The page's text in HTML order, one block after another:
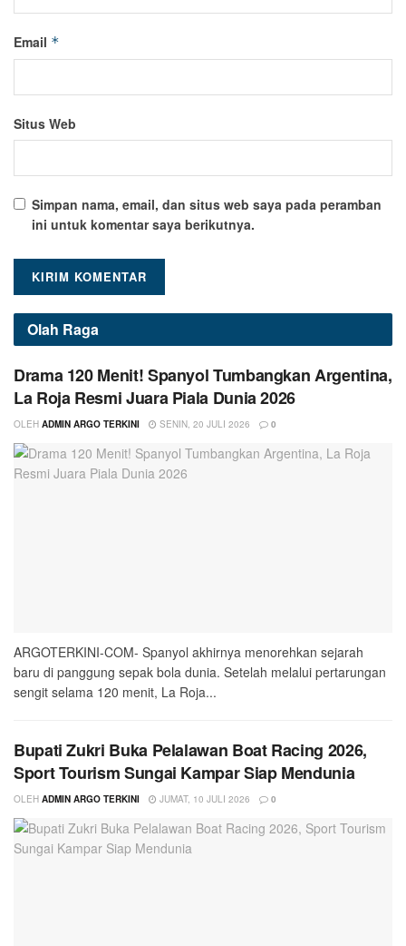
Email *
Situs Web
Simpan nama, email, dan situs web saya pada peramban
ini untuk komentar saya berikutnya.
Olah Raga
Drama 120 Menit! Spanyol Tumbangkan Argentina,
La Roja Resmi Juara Piala Dunia 2026
OLEH ADMIN ARGO TERKINI SENIN, 20 JULI 2026 0
ARGOTERKINI-COM- Spanyol akhirnya menorehkan sejarah
baru di panggung sepak bola dunia. Setelah melalui pertarungan
sengit selama 120 menit, La Roja...
Bupati Zukri Buka Pelalawan Boat Racing 2026,
Sport Tourism Sungai Kampar Siap Mendunia
OLEH ADMIN ARGO TERKINI JUMAT, 10 JULI 2026 0